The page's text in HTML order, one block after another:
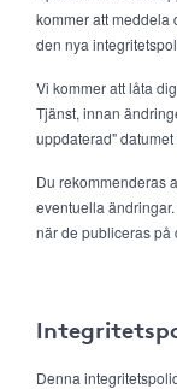
kommer att meddela
den nya
Vi kommer att låta
Tjänst, innan
uppdaterad"
Du rekommenderas
eventuella
när de publiceras på
Denna